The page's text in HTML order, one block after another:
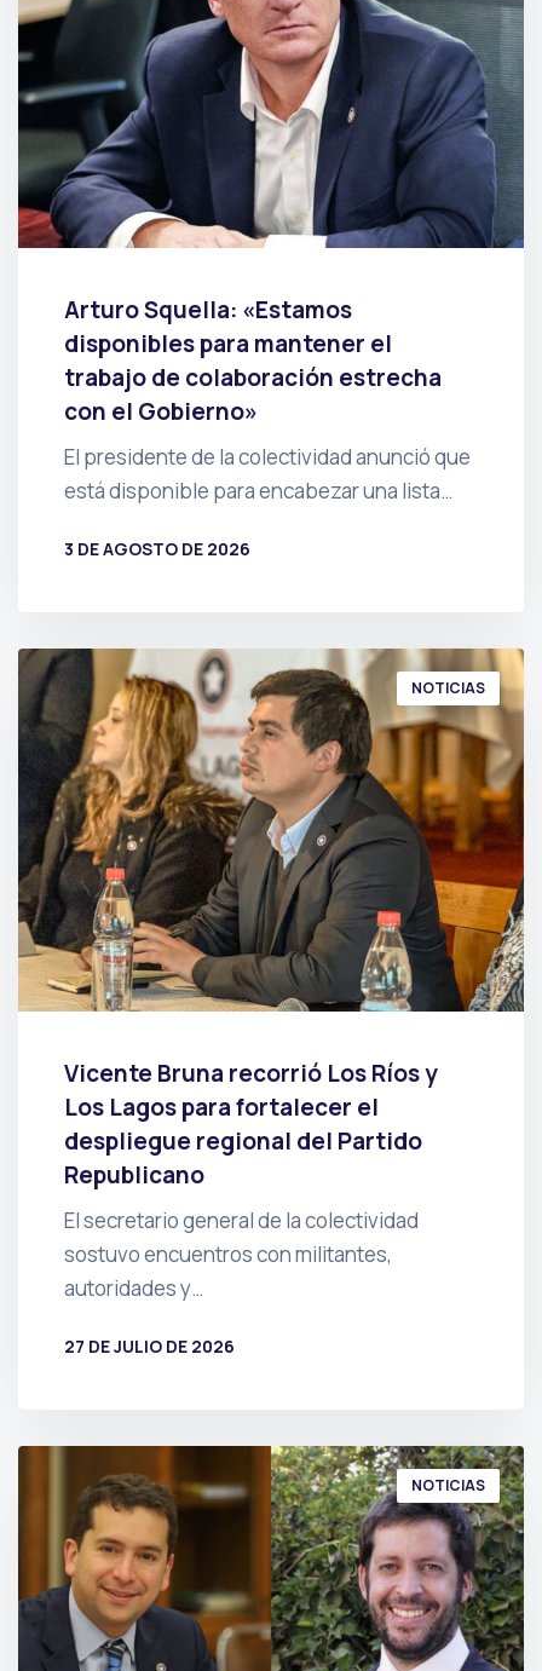
Arturo Squella: «Estamos
disponibles para mantener el
trabajo de colaboración estrecha
con el Gobierno»
El presidente de la colectividad anunció que
está disponible para encabezar una lista…
3 DE AGOSTO DE 2026
NOTICIAS
Vicente Bruna recorrió Los Ríos y
Los Lagos para fortalecer el
despliegue regional del Partido
Republicano
El secretario general de la colectividad
sostuvo encuentros con militantes,
autoridades y…
27 DE JULIO DE 2026
NOTICIAS